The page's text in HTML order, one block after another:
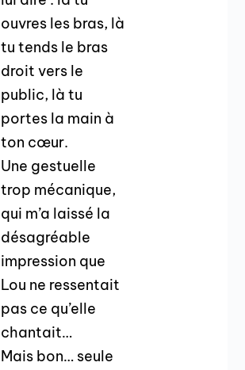
ouvres les bras, là
tu tends le bras
droit vers le
public, là tu
portes la main à
ton cœur.
Une gestuelle
trop mécanique,
qui m’a laissé la
désagréable
impression que
Lou ne ressentait
pas ce qu’elle
chantait…
Mais bon… seule